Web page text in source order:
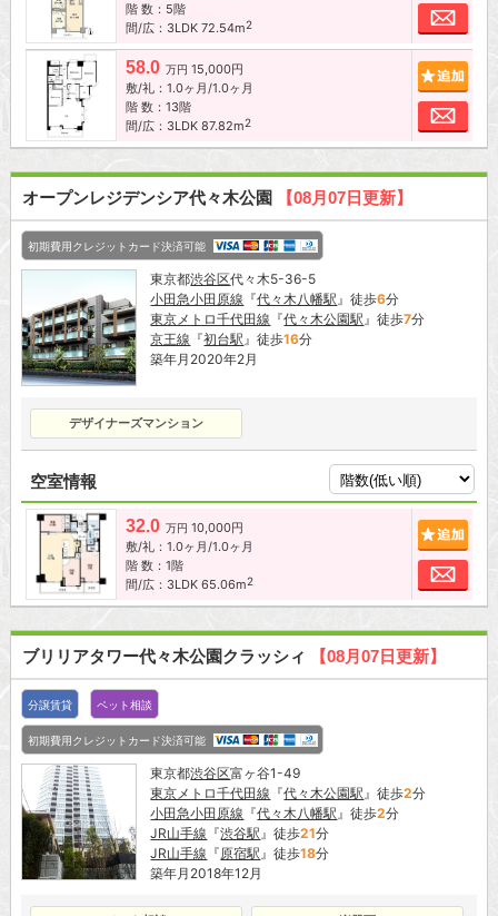
階 数：5階
間/広：3LDK 72.54m2
お
58.0 万円 15,000円
敷/礼：1.0ヶ月/1.0ヶ月
階 数：13階
間/広：3LDK 87.82m2
お
オープンレジデンシア代々木公園 【08月07日更新】
初期費用クレジットカード決済可能
東京都渋谷区代々木5-36-5
小田急小田原線 『代々木八幡駅』徒歩6分
東京メトロ千代田線 『代々木公園駅』徒歩7分
京王線 『初台駅』徒歩16分
築年月2020年2月
デザイナーズマンション
空室情報
32.0 万円 10,000円
敷/礼：1.0ヶ月/1.0ヶ月
階 数：1階
間/広：3LDK 65.06m2
お
ブリリアタワー代々木公園クラッシィ 【08月07日更新】
分譲賃貸 ペット相談
初期費用クレジットカード決済可能
東京都渋谷区富ヶ谷1-49
東京メトロ千代田線 『代々木公園駅』徒歩2分
小田急小田原線 『代々木八幡駅』徒歩2分
JR山手線 『渋谷駅』徒歩21分
JR山手線 『原宿駅』徒歩18分
築年月2018年12月